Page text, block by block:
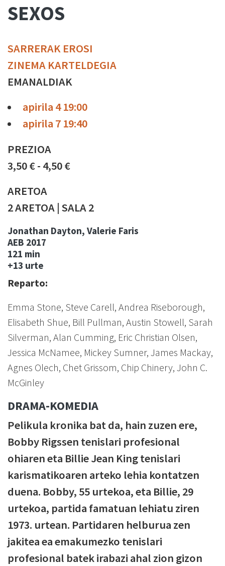
SEXOS
SARRERAK EROSI
ZINEMA KARTELDEGIA
EMANALDIAK
apirila 4 19:00
apirila 7 19:40
PREZIOA
3,50 € - 4,50 €
ARETOA
2 ARETOA | SALA 2
Jonathan Dayton, Valerie Faris
AEB 2017
121 min
+13 urte
Reparto:
Emma Stone, Steve Carell, Andrea Riseborough,
Elisabeth Shue, Bill Pullman, Austin Stowell, Sarah
Silverman, Alan Cumming, Eric Christian Olsen,
Jessica McNamee, Mickey Sumner, James Mackay,
Agnes Olech, Chet Grissom, Chip Chinery, John C.
McGinley
DRAMA-KOMEDIA
Pelikula kronika bat da, hain zuzen ere,
Bobby Rigssen tenislari profesional
ohiaren eta Billie Jean King tenislari
karismatikoaren arteko lehia kontatzen
duena. Bobby, 55 urtekoa, eta Billie, 29
urtekoa, partida famatuan lehiatu ziren
1973. urtean. Partidaren helburua zen
jakitea ea emakumezko tenislari
profesional batek irabazi ahal zion gizon